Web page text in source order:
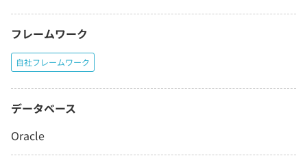
フレームワーク
自社フレームワーク
データベース
Oracle